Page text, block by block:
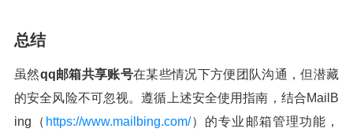
总结
虽然qq邮箱共享账号在某些情况下方便团队沟通，但潜藏
的安全风险不可忽视。遵循上述安全使用指南，结合MailB
ing（ https://www.mailbing.com/）的专业邮箱管理功能，